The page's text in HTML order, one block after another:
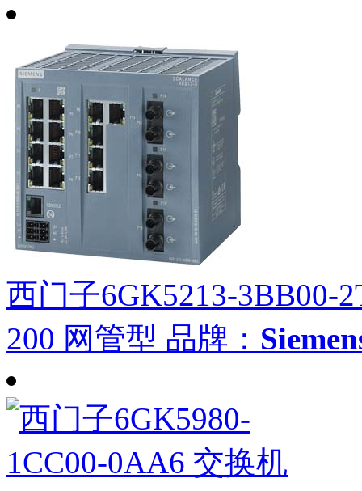
西门子6GK5213-3BB00-
200 网管型 品牌：